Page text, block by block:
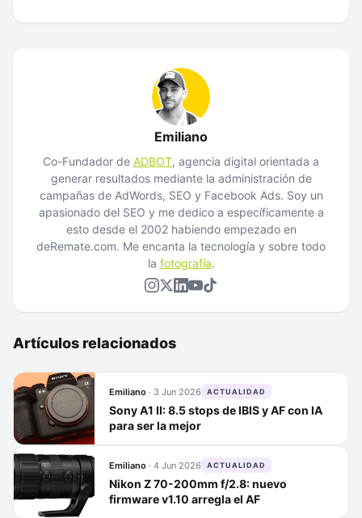
Emiliano
Co-Fundador de ADBOT, agencia digital orientada a
generar resultados mediante la administración de
campañas de AdWords, SEO y Facebook Ads. Soy un
apasionado del SEO y me dedico a específicamente a
esto desde el 2002 habiendo empezado en
deRemate.com. Me encanta la tecnología y sobre todo
la fotografía.
Artículos relacionados
Emiliano · 3 Jun 2026 ACTUALIDAD
Sony A1 II: 8.5 stops de IBIS y AF con IA
para ser la mejor
Emiliano · 4 Jun 2026 ACTUALIDAD
Nikon Z 70-200mm f/2.8: nuevo
firmware v1.10 arregla el AF